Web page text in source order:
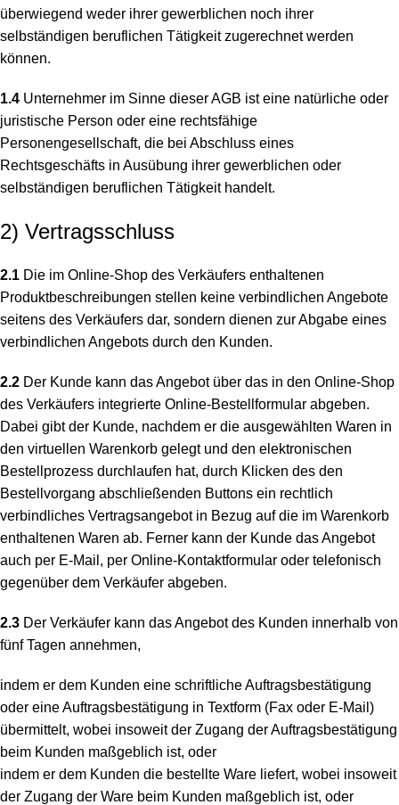
überwiegend weder ihrer gewerblichen noch ihrer
selbständigen beruflichen Tätigkeit zugerechnet werden
können.
1.4 Unternehmer im Sinne dieser AGB ist eine natürliche oder
juristische Person oder eine rechtsfähige
Personengesellschaft, die bei Abschluss eines
Rechtsgeschäfts in Ausübung ihrer gewerblichen oder
selbständigen beruflichen Tätigkeit handelt.
2) Vertragsschluss
2.1 Die im Online-Shop des Verkäufers enthaltenen
Produktbeschreibungen stellen keine verbindlichen Angebote
seitens des Verkäufers dar, sondern dienen zur Abgabe eines
verbindlichen Angebots durch den Kunden.
2.2 Der Kunde kann das Angebot über das in den Online-Shop
des Verkäufers integrierte Online-Bestellformular abgeben.
Dabei gibt der Kunde, nachdem er die ausgewählten Waren in
den virtuellen Warenkorb gelegt und den elektronischen
Bestellprozess durchlaufen hat, durch Klicken des den
Bestellvorgang abschließenden Buttons ein rechtlich
verbindliches Vertragsangebot in Bezug auf die im Warenkorb
enthaltenen Waren ab. Ferner kann der Kunde das Angebot
auch per E-Mail, per Online-Kontaktformular oder telefonisch
gegenüber dem Verkäufer abgeben.
2.3 Der Verkäufer kann das Angebot des Kunden innerhalb von
fünf Tagen annehmen,
indem er dem Kunden eine schriftliche Auftragsbestätigung
oder eine Auftragsbestätigung in Textform (Fax oder E-Mail)
übermittelt, wobei insoweit der Zugang der Auftragsbestätigung
beim Kunden maßgeblich ist, oder
indem er dem Kunden die bestellte Ware liefert, wobei insoweit
der Zugang der Ware beim Kunden maßgeblich ist, oder